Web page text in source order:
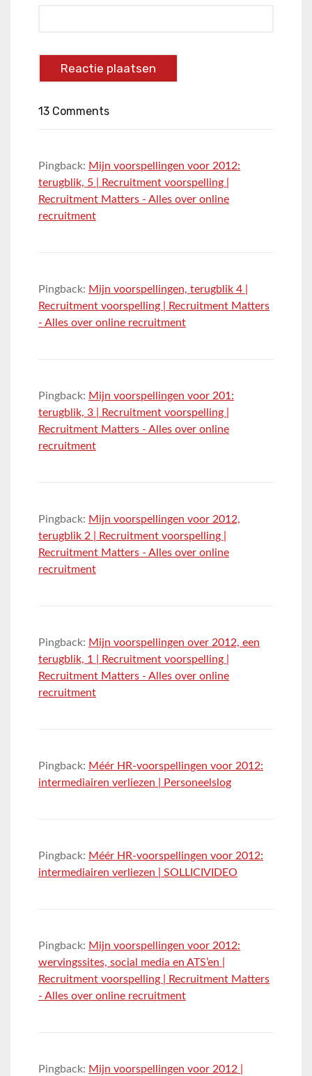
13 Comments
Pingback: Mijn voorspellingen voor 2012:
terugblik, 5 | Recruitment voorspelling |
Recruitment Matters - Alles over online
recruitment
Pingback: Mijn voorspellingen, terugblik 4 |
Recruitment voorspelling | Recruitment Matters
- Alles over online recruitment
Pingback: Mijn voorspellingen voor 201:
terugblik, 3 | Recruitment voorspelling |
Recruitment Matters - Alles over online
recruitment
Pingback: Mijn voorspellingen voor 2012,
terugblik 2 | Recruitment voorspelling |
Recruitment Matters - Alles over online
recruitment
Pingback: Mijn voorspellingen over 2012, een
terugblik, 1 | Recruitment voorspelling |
Recruitment Matters - Alles over online
recruitment
Pingback: Méér HR-voorspellingen voor 2012:
intermediairen verliezen | Personeelslog
Pingback: Méér HR-voorspellingen voor 2012:
intermediairen verliezen | SOLLICIVIDEO
Pingback: Mijn voorspellingen voor 2012:
wervingssites, social media en ATS’en |
Recruitment voorspelling | Recruitment Matters
- Alles over online recruitment
Pingback: Mijn voorspellingen voor 2012 |